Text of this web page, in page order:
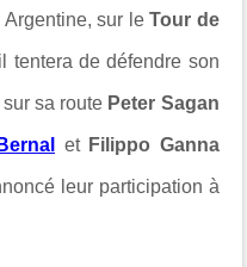
Argentine, sur leTour de
tentera de défendre son
sa route Peter Sagan
et Filippo Ganna
leur participation à